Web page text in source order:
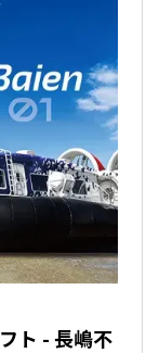
ト - 長嶋不